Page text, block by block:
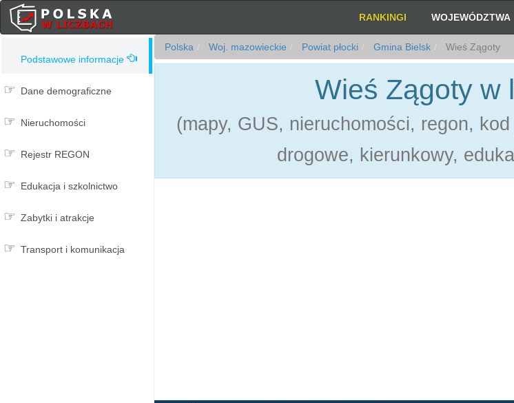
RANKINGI WOJEWÓDZTWA
Podstawowe informacje
Dane demograficzne
Nieruchomości
Rejestr REGON
Edukacja i szkolnictwo
Zabytki i atrakcje
Transport i komunikacja
Polska Woj. mazowieckie Powiat płocki Gmina Bielsk Wieś Zągoty
Wieś Zągoty w
(mapy, GUS, nieruchomości, regon,
drogowe, kierunkowy,